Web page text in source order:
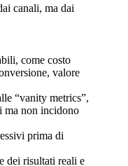
canali, ma dai
come costo
valore
“vanity metrics”,
ma non incidono
prima di
dei risultati reali e